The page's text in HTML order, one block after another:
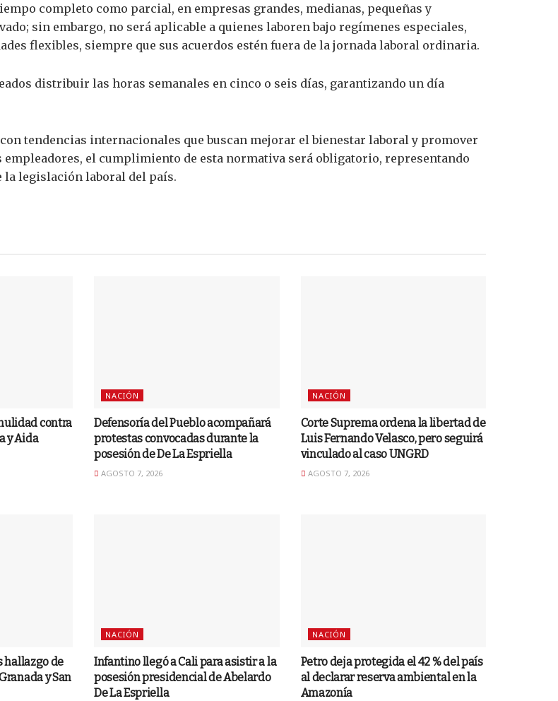
completo como parcial, en empresas grandes, medianas, pequeñas y
sin embargo, no será aplicable a quienes laboren bajo regímenes especiales,
flexibles, siempre que sus acuerdos estén fuera de la jornada laboral ordinaria.
distribuir las horas semanales en cinco o seis días, garantizando un día
tendencias internacionales que buscan mejorar el bienestar laboral y promover
empleadores, el cumplimiento de esta normativa será obligatorio, representando
legislación laboral del país.
contra
y Aida
NACIÓN
Defensoría del Pueblo acompañará
protestas convocadas durante la
posesión de De La Espriella
AGOSTO 7, 2026
NACIÓN
Corte Suprema ordena la libertad de
Luis Fernando Velasco, pero seguirá
vinculado al caso UNGRD
AGOSTO 7, 2026
hallazgo de
y San
NACIÓN
Infantino llegó a Cali para asistir a la
posesión presidencial de Abelardo
De La Espriella
NACIÓN
Petro deja protegida el 42 % del país
al declarar reserva ambiental en la
Amazonía